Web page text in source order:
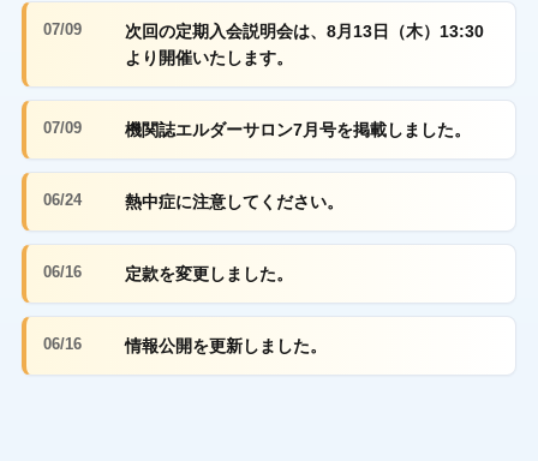
07/09
次回の定期入会説明会は、8月13日（木）13:30
より開催いたします。
07/09 機関誌エルダーサロン7月号を掲載しました。
06/24 熱中症に注意してください。
06/16 定款を変更しました。
06/16 情報公開を更新しました。